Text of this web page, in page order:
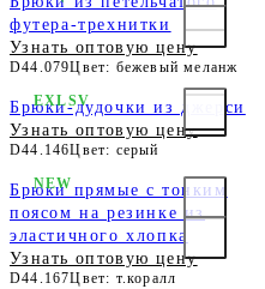
футера-трехнитки
Узнать оптовую цену
D44.079Цвет: бежевый меланж
Брюки-дудочки из джерси
Узнать оптовую цену
D44.146Цвет: серый
EXLSV
Брюки прямые с тонким
поясом на резинке из
эластичного хлопка
Узнать оптовую цену
D44.167Цвет: т.коралл
NEW